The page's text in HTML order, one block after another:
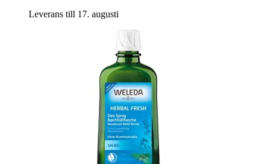
Leverans till 17. augusti